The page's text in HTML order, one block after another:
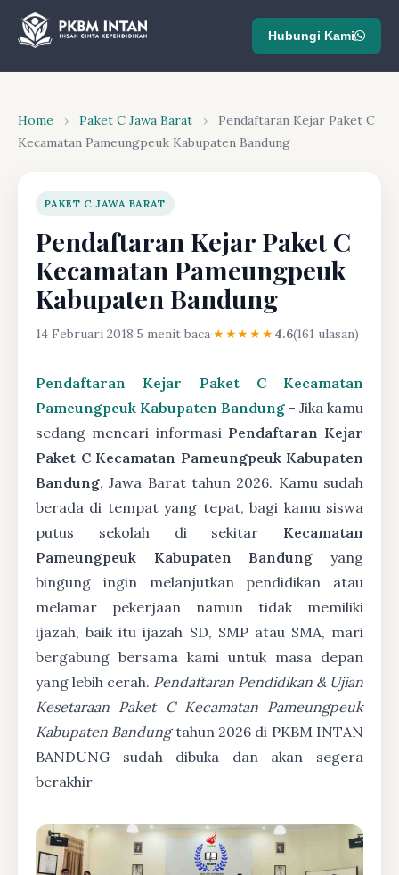
Hubungi Kami
Home › Paket C Jawa Barat ›
Pendaftaran Kejar Paket C
Kecamatan Pameungpeuk Kabupaten Bandung
PAKET C JAWA BARAT
Pendaftaran Kejar Paket C
Kecamatan Pameungpeuk
Kabupaten Bandung
14 Februari 2018·5 menit baca·★★★★★4.6(161 ulasan)
Pendaftaran Kejar Paket C Kecamatan
Pameungpeuk Kabupaten Bandung - Jika kamu
sedang mencari informasi Pendaftaran Kejar
Paket C Kecamatan Pameungpeuk Kabupaten
Bandung, Jawa Barat tahun 2026. Kamu sudah
berada di tempat yang tepat, bagi kamu siswa
putus sekolah di sekitar Kecamatan
Pameungpeuk Kabupaten Bandung yang
bingung ingin melanjutkan pendidikan atau
melamar pekerjaan namun tidak memiliki
ijazah, baik itu ijazah SD, SMP atau SMA, mari
bergabung bersama kami untuk masa depan
yang lebih cerah. Pendaftaran Pendidikan & Ujian
Kesetaraan Paket C Kecamatan Pameungpeuk
Kabupaten Bandungtahun 2026 di PKBM INTAN
BANDUNG sudah dibuka dan akan segera
berakhir